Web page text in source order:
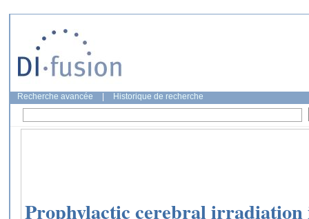
Recherche avancée Historique de recherche
Prophylactic cerebral irradiation